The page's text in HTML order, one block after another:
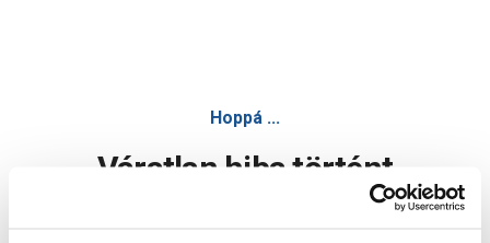
Hoppá ...
Váratlan hiba történt